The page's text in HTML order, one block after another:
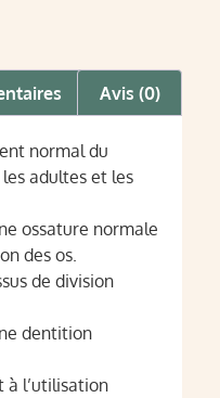
Avis (0)
normal du
adultes et les
ossature normale
des os.
de division
dentition
à l’utilisation